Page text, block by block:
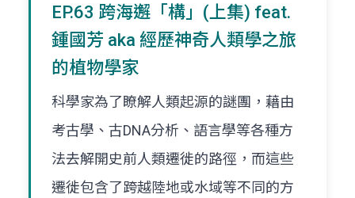
EP.63 跨海邂「構」(上集) feat.
鍾國芳 aka 經歷神奇人類學之旅
的植物學家
科學家為了瞭解人類起源的謎團，藉由
考古學、古DNA分析、語言學等各種方
法去解開史前人類遷徙的路徑，而這些
遷徙包含了跨越陸地或水域等不同的方